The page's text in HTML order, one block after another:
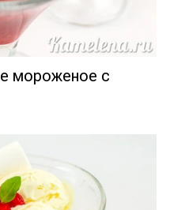
мороженое с